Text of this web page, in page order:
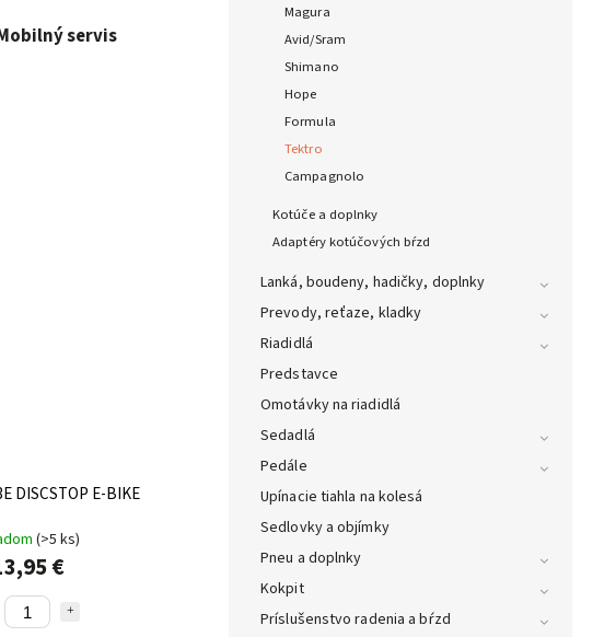
Magura
Avid/Sram
Shimano
Hope
Formula
Tektro
Campagnolo
Kotúče a doplnky
Adaptéry kotúčových bŕzd
Lanká, boudeny, hadičky, doplnky
Prevody, reťaze, kladky
Riadidlá
Predstavce
Omotávky na riadidlá
Sedadlá
Pedále
Upínacie tiahla na kolesá
Sedlovky a objímky
Pneu a doplnky
Kokpit
Príslušenstvo radenia a bŕzd
servis
DISCSTOP E-BIKE
(>5 ks)
€